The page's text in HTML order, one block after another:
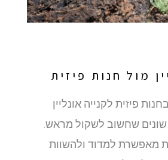
מול חנות פיזית
פיזית לקנייה אונליין
שחשוב לשקול מראש.
מאפשרת למדוד ולהשוות